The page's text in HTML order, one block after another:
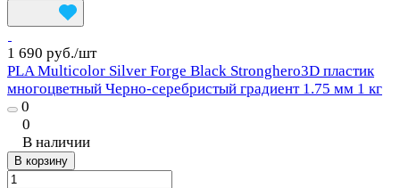
1 690 руб./шт
PLA Multicolor Silver Forge Black Stronghero3D пластик
многоцветный Черно-серебристый градиент 1.75 мм 1 кг
0
0
В наличии
В корзину